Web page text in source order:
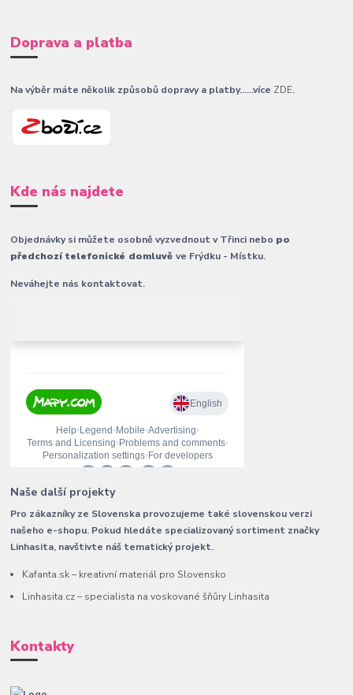
Doprava a platba
Na výběr máte několik způsobů dopravy a platby......více ZDE.
Kde nás najdete
Objednávky si můžete osobně vyzvednout v Třinci nebo po
předchozí telefonické domluvěve Frýdku - Místku.
Neváhejte nás kontaktovat.
Naše další projekty
Pro zákazníky ze Slovenska provozujeme také slovenskou verzi
našeho e-shopu. Pokud hledáte specializovaný sortiment značky
Linhasita, navštivte náš tematický projekt.
Kafanta.sk – kreativní materiál pro Slovensko
Linhasita.cz – specialista na voskované šňůry Linhasita
Kontakty